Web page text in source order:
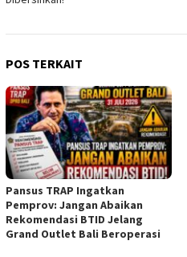
POS TERKAIT
Pansus TRAP Ingatkan
Pemprov: Jangan Abaikan
Rekomendasi BTID Jelang
Grand Outlet Bali Beroperasi